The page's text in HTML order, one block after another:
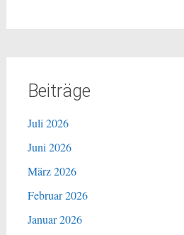
Beiträge
Juli 2026
Juni 2026
März 2026
Februar 2026
Januar 2026